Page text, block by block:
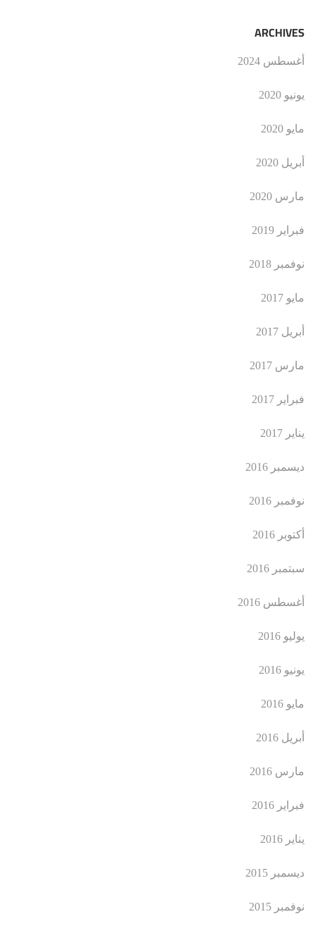
ARCHIVES
أغسطس 2024
يونيو 2020
مايو 2020
أبريل 2020
مارس 2020
فبراير 2019
نوفمبر 2018
مايو 2017
أبريل 2017
مارس 2017
فبراير 2017
يناير 2017
ديسمبر 2016
نوفمبر 2016
أكتوبر 2016
سبتمبر 2016
أغسطس 2016
يوليو 2016
يونيو 2016
مايو 2016
أبريل 2016
مارس 2016
فبراير 2016
يناير 2016
ديسمبر 2015
نوفمبر 2015